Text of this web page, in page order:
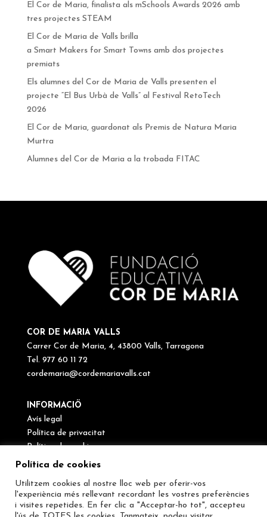
El Cor de Maria, finalista als mSchools Awards 2026 amb
tres projectes STEAM
El Cor de Maria de Valls brilla
a Smart Makers for Smart Towns amb dos projectes
premiats
Els alumnes del Cor de Maria de Valls presenten el
projecte “El Bus Urbà de Valls” al Festival RetoTech
2026
El Cor de Maria, guardonat als Premis de Natura Maria
Murtra
Alumnes del Cor de Maria a la trobada FITAC
COR DE MARIA VALLS
Carrer Cor de Maria, 4, 43800 Valls, Tarragona
Tel. 977 60 11 72
cordemaria@cordemariavalls.cat
INFORMACIÖ
Avís legal
Política de privacitat
Política de cookies
Canal de denúncies
SEGUEIX-NOS
Política de cookies
Utilitzem cookies al nostre lloc web per oferir-vos
l'experiència més rellevant recordant les vostres preferències
i visites repetides. En fer clic a "Acceptar-ho tot", accepteu